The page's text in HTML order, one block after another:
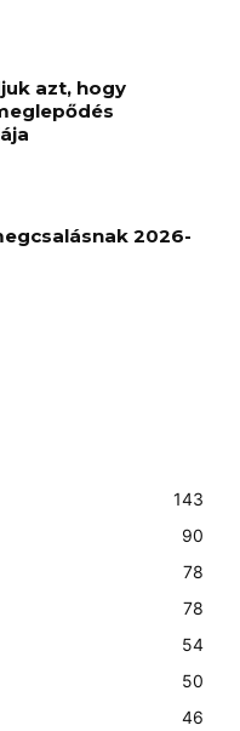
azt, hogy
2026-
143
90
78
78
54
50
46